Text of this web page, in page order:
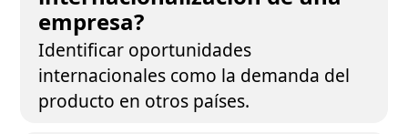
empresa?
Identificar oportunidades
internacionales como la demanda del
producto en otros países.